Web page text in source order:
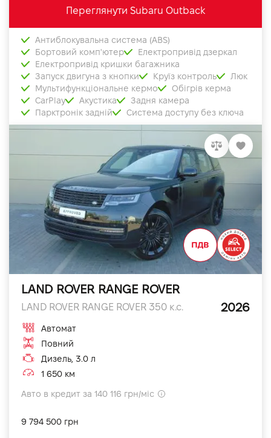
Переглянути Subaru Outback
Антиблокувальна система (ABS)
Бортовий комп'ютер
Електропривід дзеркал
Електропривід кришки багажника
Запуск двигуна з кнопки
Круїз контроль
Люк
Мультифункціональне кермо
Обігрів керма
CarPlay
Акустика
Задня камера
Парктронік задній
Система доступу без ключа
LAND ROVER RANGE ROVER
LAND ROVER RANGE ROVER 350 к.с. 2026
Автомат
Повний
Дизель, 3.0 л
1 650 км
Авто в кредит за 140 116 грн/міс
9 794 500 грн